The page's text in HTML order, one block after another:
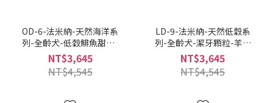
OD-6-法米納-天然海洋系
列-全齡犬-低穀鯡魚甜橙-
潔牙顆粒 12KG
(8010276036636)
NT$3,645
NT$4,545
LD-9-法米納-天然低穀系
列-全齡犬-潔牙顆粒-羊肉
藍莓
12kg(8010276362858)
NT$3,645
NT$4,545